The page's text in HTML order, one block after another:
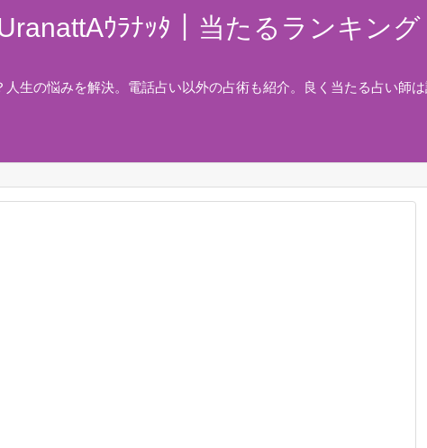
ｳﾗﾅｯﾀ｜当たるランキン
生の悩みを解決。電話占い以外の占術も紹介。良く当たる占い師